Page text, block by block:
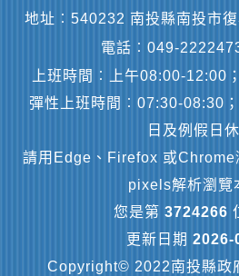
地址︰540232 南投縣南投市
電話︰049-
上班時間︰上午08:00-12:00
彈性上班時間︰07:30-08:30
日及例假日
請用Edge、Firefox 或
pixels解析瀏覽
您是第 3724266
更新日期 2026-
Copyright© 2022南投縣政